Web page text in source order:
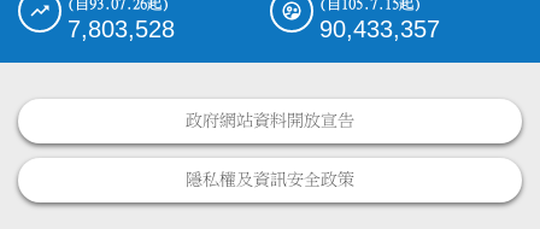
(自93.07.26起)
7,803,528
(自105.7.15起)
90,433,357
政府網站資料開放宣告
隱私權及資訊安全政策